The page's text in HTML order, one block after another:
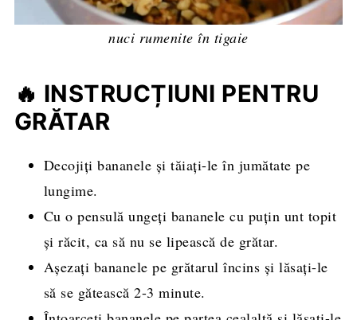
nuci rumenite în tigaie
🔥 INSTRUCȚIUNI PENTRU
GRĂTAR
Decojiți bananele și tăiați-le în jumătate pe
lungime.
Cu o pensulă ungeți bananele cu puțin unt topit
și răcit, ca să nu se lipească de grătar.
Așezați bananele pe grătarul încins și lăsați-le
să se gătească 2-3 minute.